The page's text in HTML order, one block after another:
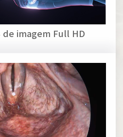
de imagem Full HD